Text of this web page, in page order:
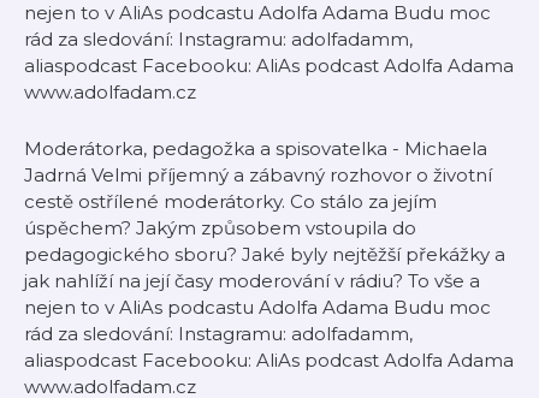
nejen to v AliAs podcastu Adolfa Adama Budu moc
rád za sledování: Instagramu: adolfadamm,
aliaspodcast Facebooku: AliAs podcast Adolfa Adama
www.adolfadam.cz
Moderátorka, pedagožka a spisovatelka - Michaela
Jadrná Velmi příjemný a zábavný rozhovor o životní
cestě ostřílené moderátorky. Co stálo za jejím
úspěchem? Jakým způsobem vstoupila do
pedagogického sboru? Jaké byly nejtěžší překážky a
jak nahlíží na její časy moderování v rádiu? To vše a
nejen to v AliAs podcastu Adolfa Adama Budu moc
rád za sledování: Instagramu: adolfadamm,
aliaspodcast Facebooku: AliAs podcast Adolfa Adama
www.adolfadam.cz